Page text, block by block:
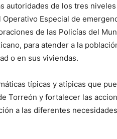
autoridades de los tres
Especial de
de las Policías del
para atender a la
o en sus viviendas.
típicas y atípicas que
Torreón y fortalecer las
a las diferentes